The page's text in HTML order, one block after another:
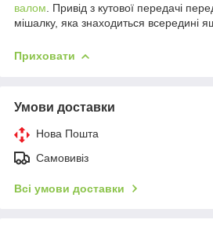
валом . Привід з кутової передачі
мішалку, яка знаходиться всередині
Приховати
Умови доставки
Нова Пошта
Самовивіз
Всі умови доставки